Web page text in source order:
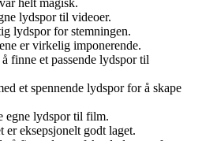
lydspor til videoer.
lydspor for stemningen.
er virkelig imponerende.
finne et passende lydspor til
et spennende lydspor for å skape
egne lydspor til film.
er eksepsjonelt godt laget.